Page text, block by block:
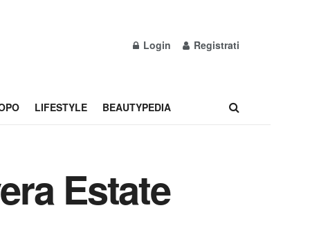
Login Registrati
LIFESTYLE BEAUTYPEDIA
Estate